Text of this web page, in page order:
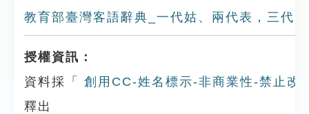
教育部臺灣客語辭典_一代姑、兩代表，三代
授權資訊：
資料採「
創用CC-姓名標示-非商業性-禁止改
釋出